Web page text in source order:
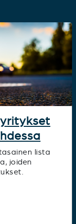
lista
joiden